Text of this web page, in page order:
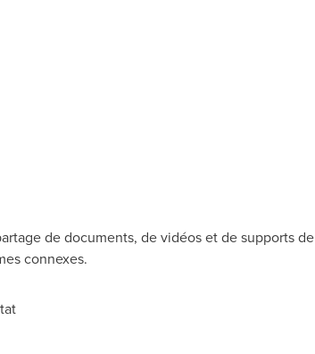
de documents, de vidéos et de supports de
connexes.